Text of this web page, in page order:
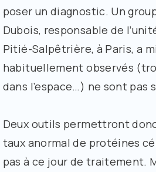
poser un diagnostic. Un
Dubois, responsable de
Pitié-Salpêtrière, à Paris, a
habituellement observés
dans l’espace…) ne sont pas
Deux outils permettront
taux anormal de protéines
pas à ce jour de traitement.